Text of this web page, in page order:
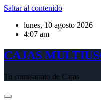
Saltar al contenido
lunes, 10 agosto 2026
4:07 am
CAJAS
Tu comisariato de Cajas